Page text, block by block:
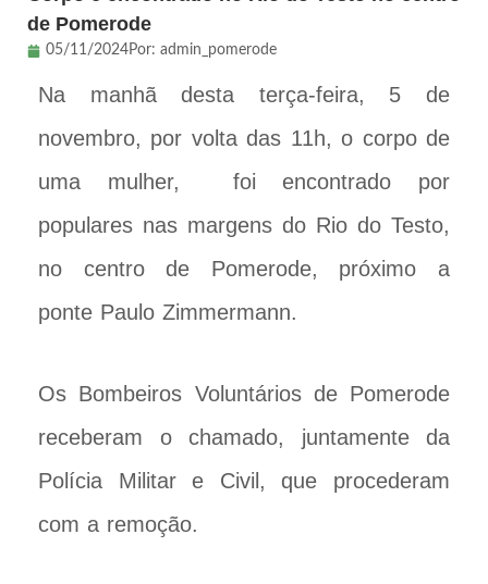
de Pomerode
05/11/2024Por: admin_pomerode
Na manhã desta terça-feira, 5 de
novembro, por volta das 11h, o corpo de
uma mulher, foi encontrado por
populares nas margens do Rio do Testo,
no centro de Pomerode, próximo a
ponte Paulo Zimmermann.
Os Bombeiros Voluntários de Pomerode
receberam o chamado, juntamente da
Polícia Militar e Civil, que procederam
com a remoção.